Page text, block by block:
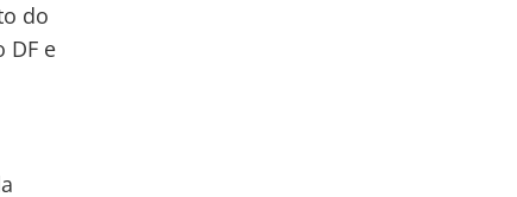
do
DF e